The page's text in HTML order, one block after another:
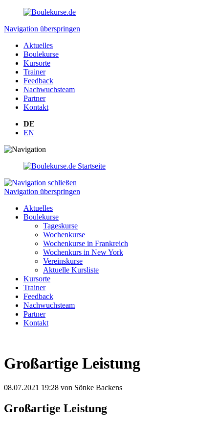
Navigation überspringen
Aktuelles
Boulekurse
Kursorte
Trainer
Feedback
Nachwuchsteam
Partner
Kontakt
DE
EN
Navigation überspringen
Aktuelles
Boulekurse
Tageskurse
Wochenkurse
Wochenkurse in Frankreich
Wochenkurs in New York
Vereinskurse
Aktuelle Kursliste
Kursorte
Trainer
Feedback
Nachwuchsteam
Partner
Kontakt
Großartige Leistung
08.07.2021 19:28 von Sönke Backens
Großartige Leistung